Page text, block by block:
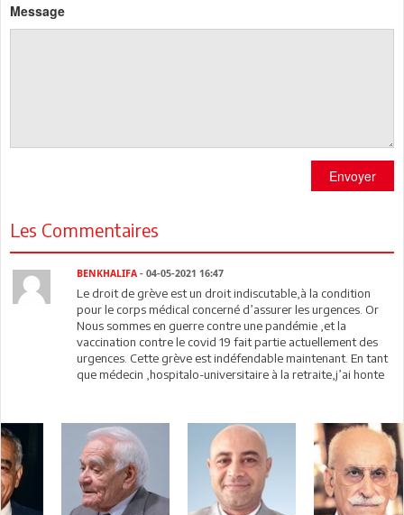
Message
Envoyer
Les Commentaires
BENKHALIFA- 04-05-2021 16:47
Le droit de grève est un droit indiscutable,à la condition
pour le corps médical concerné d’assurer les urgences. Or
Nous sommes en guerre contre une pandémie ,et la
vaccination contre le covid 19 fait partie actuellement des
urgences. Cette grève est indéfendable maintenant. En tant
que médecin ,hospitalo-universitaire à la retraite,j’ai honte